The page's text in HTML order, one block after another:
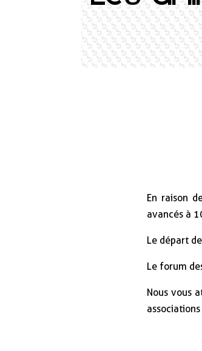
En raison
avancés à
Le départ
Le forum
Nous vous